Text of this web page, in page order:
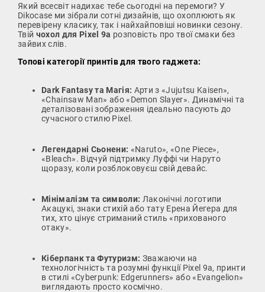
Який всесвіт надихає тебе сьогодні на перемоги? У
Dikocase ми зібрали сотні дизайнів, що охоплюють як
перевірену класику, так і найхайповіші новинки сезону.
Твій чохол для Pixel 9a розповість про твої смаки без
зайвих слів.
Топові категорії принтів для твого гаджета:
Dark Fantasy та Магія: Арти з «Jujutsu Kaisen»,
«Chainsaw Man» або «Demon Slayer». Динамічні та
деталізовані зображення ідеально пасують до
сучасного стилю Pixel.
Легендарні Сьонени: «Naruto», «One Piece»,
«Bleach». Відчуй підтримку Луффі чи Наруто
щоразу, коли розблоковуєш свій девайс.
Мінімалізм та символи: Лаконічні логотипи
Акацукі, знаки стихій або тату Ерена Йегера для
тих, хто цінує стриманий стиль «прихованого
отаку».
Кіберпанк та Футуризм: Зважаючи на
технологічність та розумні функції Pixel 9a, принти
в стилі «Cyberpunk: Edgerunners» або «Evangelion»
виглядають просто космічно.